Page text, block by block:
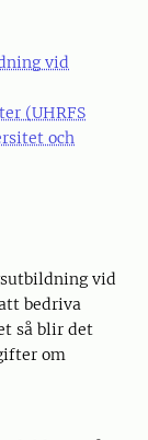
vid
(UHRFS
och
vid
bedriva
så blir det
om